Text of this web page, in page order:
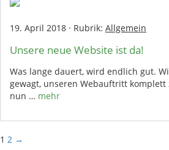
19. April 2018 · Rubrik: Allgemein
Unsere neue Website ist da!
Was lange dauert, wird endlich gut.
gewagt, unseren Webauftritt
nun … mehr
1 2 →